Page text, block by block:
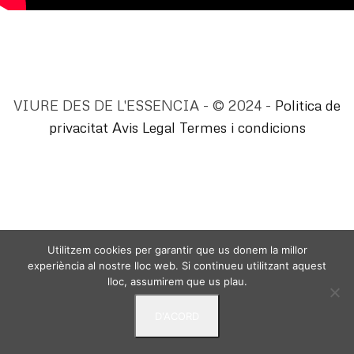
VIURE DES DE L'ESSENCIA - © 2024 - Politica de
privacitat Avis Legal Termes i condicions
Utilitzem cookies per garantir que us donem la millor
experiència al nostre lloc web. Si continueu utilitzant aquest
lloc, assumirem que us plau.